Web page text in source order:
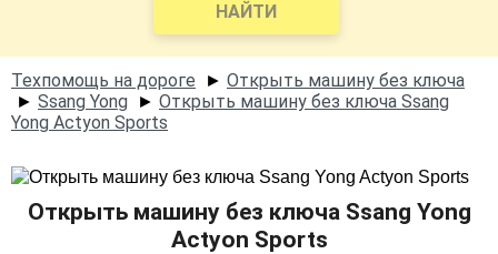
НАЙТИ
Техпомощь на дороге ► Открыть машину без ключа
► Ssang Yong ► Открыть машину без ключа Ssang
Yong Actyon Sports
Открыть машину без ключа Ssang Yong
Actyon Sports